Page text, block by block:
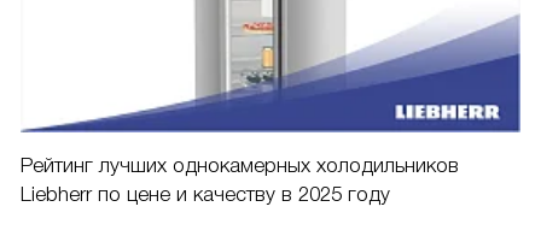
Рейтинг лучших однокамерных холодильников
Liebherr по цене и качеству в 2025 году